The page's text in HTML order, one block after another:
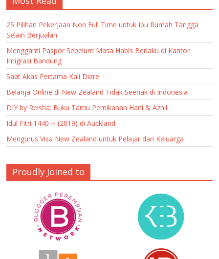
25 Pilihan Pekerjaan Non Full Time untuk Ibu Rumah Tangga
Selain Berjualan
Mengganti Paspor Sebelum Masa Habis Berlaku di Kantor
Imigrasi Bandung
Saat Akas Pertama Kali Diare
Belanja Online di New Zealand Tidak Seenak di Indonesia
DIY by Reisha: Buku Tamu Pernikahan Hani & Aznil
Idul Fitri 1440 H (2019) di Auckland
Mengurus Visa New Zealand untuk Pelajar dan Keluarga
Proudly Joined to